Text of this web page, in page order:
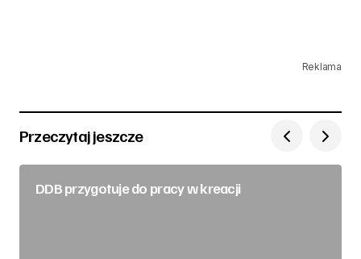
Reklama
Przeczytaj jeszcze
DDB przygotuje do pracy w kreacji